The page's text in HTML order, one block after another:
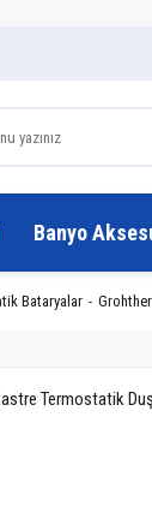
Banyo
Bataryalar